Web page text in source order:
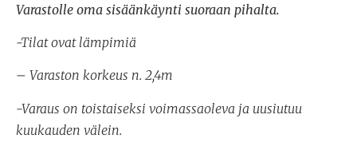
Varastolle oma sisäänkäynti suoraan pihalta.
-Tilat ovat lämpimiä
– Varaston korkeus n. 2,4m
-Varaus on toistaiseksi voimassaoleva ja uusiutuu
kuukauden välein.